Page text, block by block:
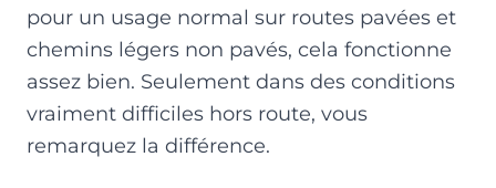
pour un usage normal sur routes pavées et
chemins légers non pavés, cela fonctionne
assez bien. Seulement dans des conditions
vraiment difficiles hors route, vous
remarquez la différence.